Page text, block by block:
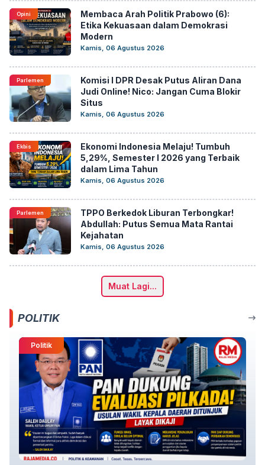
Opini
Membaca Arah Politik Prabowo (6):
Etika Kekuasaan dalam Demokrasi
Modern
Kamis, 06 Agustus 2026
Parlemen
Komisi I DPR Desak Putus Aliran Dana
Judi Online! Nico: Jangan Cuma Blokir
Situs
Kamis, 06 Agustus 2026
Ekbis
Ekonomi Indonesia Melaju! Tumbuh
5,29%, Semester I 2026 yang Terbaik
dalam Lima Tahun
Kamis, 06 Agustus 2026
Parlemen
TPPO Berkedok Liburan Terbongkar!
Abdullah: Putus Semua Mata Rantai
Kejahatan
Kamis, 06 Agustus 2026
Muat Lagi...
POLITIK
Politik